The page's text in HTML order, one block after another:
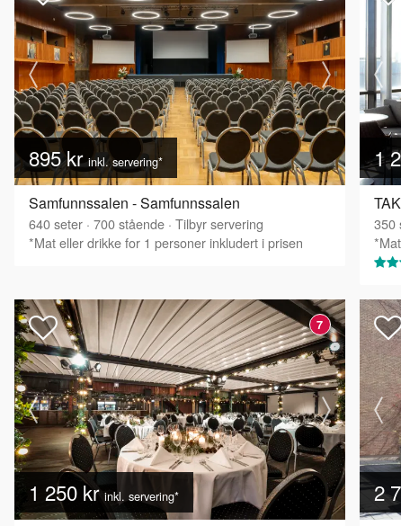
895 krinkl. servering*
Samfunnssalen - Samfunnssalen
640seter · 700stående · Tilbyr servering
*Mat eller drikke for 1 personer inkludert i prisen
1
350
7
1 250 kr inkl. servering* 2